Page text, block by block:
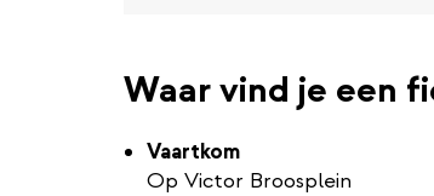
Waar vind je een
Vaartkom
Op Victor Broosplein